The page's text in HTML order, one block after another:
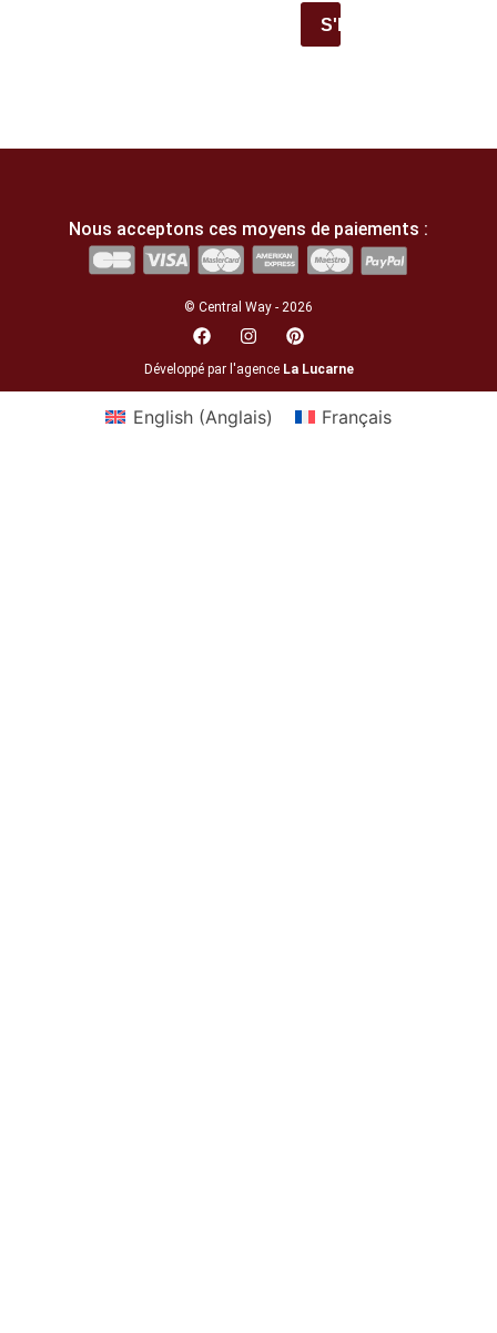
S'INSCRIRE
Nous acceptons ces moyens de paiements :
© Central Way - 2026
Développé par l'agence La Lucarne
English(Anglais) Français